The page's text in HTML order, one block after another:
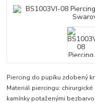
Piercing do pupíku zdobený
Materiál piercingu:
kamínky potaženými